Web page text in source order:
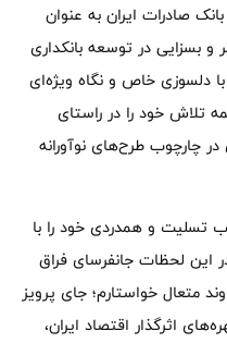
صادرات ایران به عنوان
بسزایی در توسعه بانکداری
دلسوزی خاص و نگاه ویژه‌ای
تلاش خود را در راستای
چارچوب طرح‌های نوآورانه
تسلیت و همدردی خود را با
این لحظات جانفرسای فراق
متعال خواستارم؛ جای پرویز
اثرگذار اقتصاد ایران،